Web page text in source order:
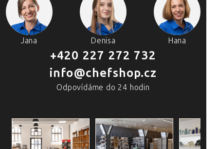
Jana Denisa Hana
+420 227 272 732
info@chefshop.cz
Odpovídáme do 24 hodin